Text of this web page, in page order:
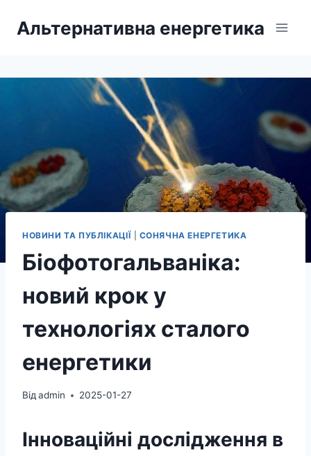
Альтернативна енергетика
НОВИНИ ТА ПУБЛІКАЦІЇ| СОНЯЧНА ЕНЕРГЕТИКА
Біофотогальваніка:
новий крок у
технологіях сталого
енергетики
Від admin 2025-01-27
Інноваційні дослідження в